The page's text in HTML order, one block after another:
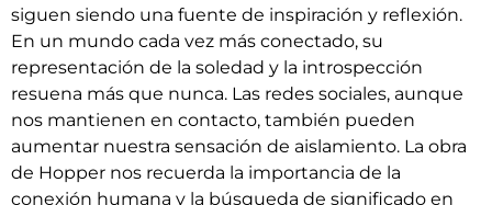
siguen siendo una fuente de inspiración y reflexión.
En un mundo cada vez más conectado, su
representación de la soledad y la introspección
resuena más que nunca. Las redes sociales, aunque
nos mantienen en contacto, también pueden
aumentar nuestra sensación de aislamiento. La obra
de Hopper nos recuerda la importancia de la
conexión humana y la búsqueda de significado en